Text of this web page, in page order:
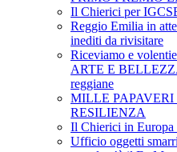
Il Chierici per
Reggio Emilia in
inediti da rivisitare
Riceviamo e
ARTE E
reggiane
MILLE PAPAVERI
RESILIENZA
Il Chierici in Europa
Ufficio oggetti